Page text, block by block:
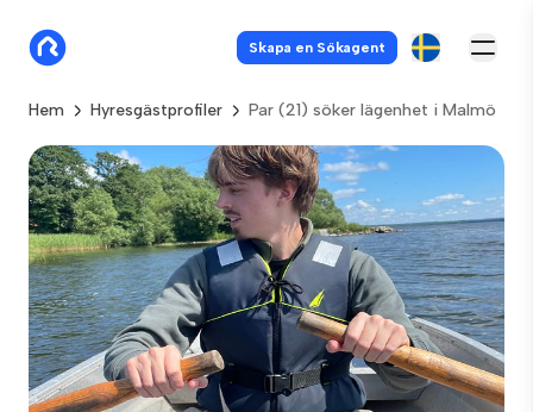
Skapa en Sökagent
Hem Hyresgästprofiler Par (21) söker lägenhet i Malmö